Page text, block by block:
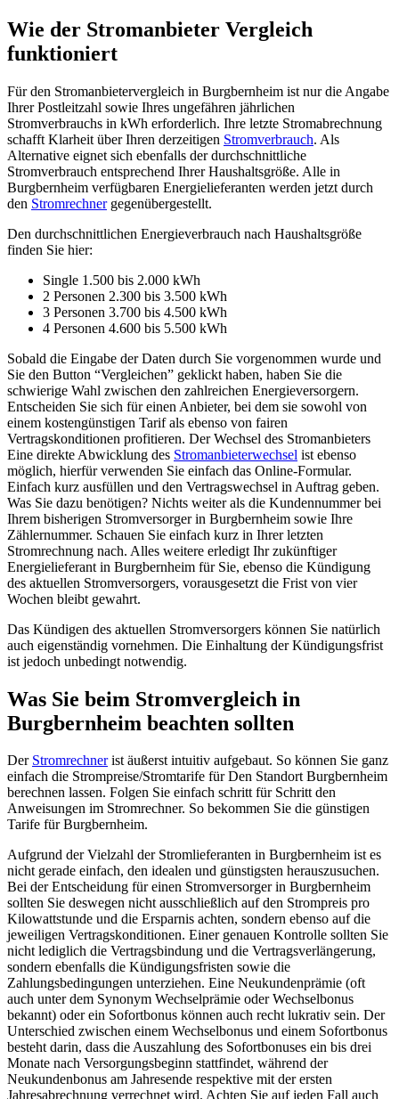
Wie der Stromanbieter Vergleich
funktioniert
Für den Stromanbietervergleich in Burgbernheim ist nur die Angabe
Ihrer Postleitzahl sowie Ihres ungefähren jährlichen
Stromverbrauchs in kWh erforderlich. Ihre letzte Stromabrechnung
schafft Klarheit über Ihren derzeitigen Stromverbrauch. Als
Alternative eignet sich ebenfalls der durchschnittliche
Stromverbrauch entsprechend Ihrer Haushaltsgröße. Alle in
Burgbernheim verfügbaren Energielieferanten werden jetzt durch
den Stromrechnergegenübergestellt.
Den durchschnittlichen Energieverbrauch nach Haushaltsgröße
finden Sie hier:
Single 1.500 bis 2.000 kWh
2 Personen 2.300 bis 3.500 kWh
3 Personen 3.700 bis 4.500 kWh
4 Personen 4.600 bis 5.500 kWh
Sobald die Eingabe der Daten durch Sie vorgenommen wurde und
Sie den Button “Vergleichen” geklickt haben, haben Sie die
schwierige Wahl zwischen den zahlreichen Energieversorgern.
Entscheiden Sie sich für einen Anbieter, bei dem sie sowohl von
einem kostengünstigen Tarif als ebenso von fairen
Vertragskonditionen profitieren. Der Wechsel des Stromanbieters
Eine direkte Abwicklung des Stromanbieterwechsel ist ebenso
möglich, hierfür verwenden Sie einfach das Online-Formular.
Einfach kurz ausfüllen und den Vertragswechsel in Auftrag geben.
Was Sie dazu benötigen? Nichts weiter als die Kundennummer bei
Ihrem bisherigen Stromversorger in Burgbernheim sowie Ihre
Zählernummer. Schauen Sie einfach kurz in Ihrer letzten
Stromrechnung nach. Alles weitere erledigt Ihr zukünftiger
Energielieferant in Burgbernheim für Sie, ebenso die Kündigung
des aktuellen Stromversorgers, vorausgesetzt die Frist von vier
Wochen bleibt gewahrt.
Das Kündigen des aktuellen Stromversorgers können Sie natürlich
auch eigenständig vornehmen. Die Einhaltung der Kündigungsfrist
ist jedoch unbedingt notwendig.
Was Sie beim Stromvergleich in
Burgbernheim beachten sollten
Der Stromrechnerist äußerst intuitiv aufgebaut. So können Sie ganz
einfach die Strompreise/Stromtarife für Den Standort Burgbernheim
berechnen lassen. Folgen Sie einfach schritt für Schritt den
Anweisungen im Stromrechner. So bekommen Sie die günstigen
Tarife für Burgbernheim.
Aufgrund der Vielzahl der Stromlieferanten in Burgbernheim ist es
nicht gerade einfach, den idealen und günstigsten herauszusuchen.
Bei der Entscheidung für einen Stromversorger in Burgbernheim
sollten Sie deswegen nicht ausschließlich auf den Strompreis pro
Kilowattstunde und die Ersparnis achten, sondern ebenso auf die
jeweiligen Vertragskonditionen. Einer genauen Kontrolle sollten Sie
nicht lediglich die Vertragsbindung und die Vertragsverlängerung,
sondern ebenfalls die Kündigungsfristen sowie die
Zahlungsbedingungen unterziehen. Eine Neukundenprämie (oft
auch unter dem Synonym Wechselprämie oder Wechselbonus
bekannt) oder ein Sofortbonus können auch recht lukrativ sein. Der
Unterschied zwischen einem Wechselbonus und einem Sofortbonus
besteht darin, dass die Auszahlung des Sofortbonuses ein bis drei
Monate nach Versorgungsbeginn stattfindet, während der
Neukundenbonus am Jahresende respektive mit der ersten
Jahresabrechnung verrechnet wird. Achten Sie auf jeden Fall auch